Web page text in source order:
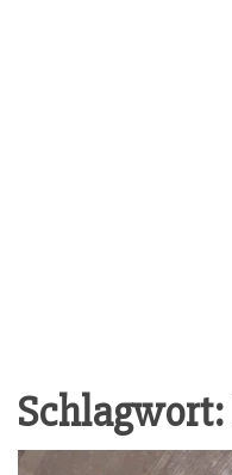
Schlagwort: